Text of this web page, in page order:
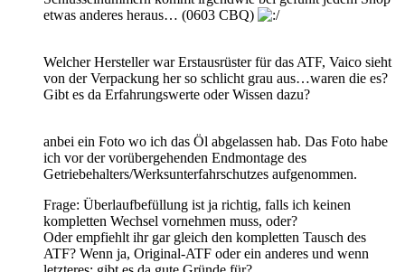
etwas anderes heraus… (0603 CBQ)
Welcher Hersteller war Erstausrüster für das ATF, Vaico sieht
von der Verpackung her so schlicht grau aus…waren die es?
Gibt es da Erfahrungswerte oder Wissen dazu?
anbei ein Foto wo ich das Öl abgelassen hab. Das Foto habe
ich vor der vorübergehenden Endmontage des
Getriebehalters/Werksunterfahrschutzes aufgenommen.
Frage: Überlaufbefüllung ist ja richtig, falls ich keinen
kompletten Wechsel vornehmen muss, oder?
Oder empfiehlt ihr gar gleich den kompletten Tausch des
ATF? Wenn ja, Original-ATF oder ein anderes und wenn